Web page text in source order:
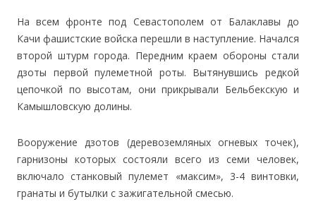
На всем фронте под Севастополем от Балаклавы до
Качи фашистские войска перешли в наступление. Начался
второй штурм города. Передним краем обороны стали
дзоты первой пулеметной роты. Вытянувшись редкой
цепочкой по высотам, они прикрывали Бельбекскую и
Камышловскую долины.
Вооружение дзотов (деревоземляных огневых точек),
гарнизоны которых состояли всего из семи человек,
включало станковый пулемет «максим», 3-4 винтовки,
гранаты и бутылки с зажигательной смесью.